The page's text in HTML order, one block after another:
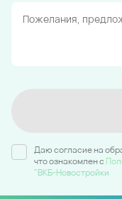
Даю согласие на
что ознакомлен c
"ВКБ-Новостройки